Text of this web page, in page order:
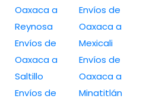
Oaxaca a
Reynosa
Envíos de
Oaxaca a
Saltillo
Envíos de
Envíos de
Oaxaca a
Mexicali
Envíos de
Oaxaca a
Minatitlán